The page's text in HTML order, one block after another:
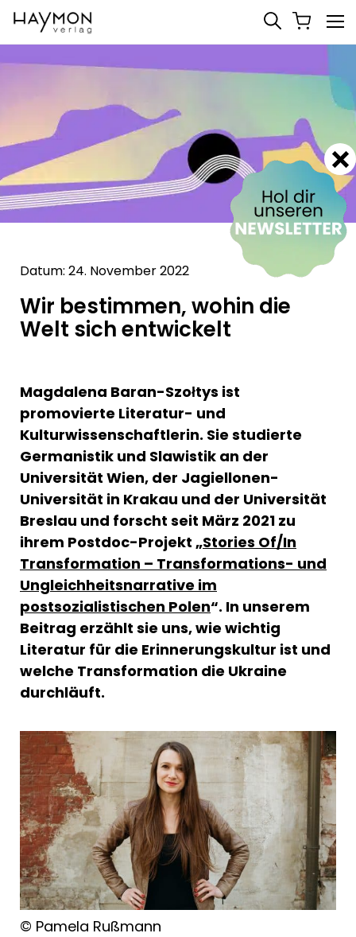
Datum: 24. November 2022
Wir bestimmen, wohin die
Welt sich entwickelt
Magdalena Baran-Szołtys ist
promovierte Literatur- und
Kulturwissenschaftlerin. Sie studierte
Germanistik und Slawistik an der
Universität Wien, der Jagiellonen-
Universität in Krakau und der Universität
Breslau und forscht seit März 2021 zu
ihrem Postdoc-Projekt „Stories Of/In
Transformation – Transformations- und
Ungleichheitsnarrative im
postsozialistischen Polen“. In unserem
Beitrag erzählt sie uns, wie wichtig
Literatur für die Erinnerungskultur ist und
welche Transformation die Ukraine
durchläuft.
© Pamela Rußmann